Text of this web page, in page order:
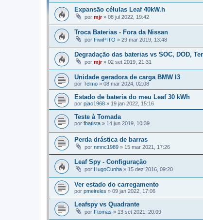
Expansão células Leaf 40kW.h
por mjr» 08 jul 2022, 19:42
Troca Baterias - Fora da Nissan
por FiwiPITO » 29 mar 2019, 13:48
Degradação das baterias vs SOC, DOD,
por mjr» 02 set 2019, 21:31
Unidade geradora de carga BMW I3
por Telmo » 08 mar 2024, 02:08
Estado de bateria do meu Leaf 30 kWh
por pjac1968 » 19 jan 2022, 15:16
Teste à Tomada
por fbatista » 14 jun 2019, 10:39
Perda drástica de barras
por nmnc1989 » 15 mar 2021, 17:26
Leaf Spy - Configuração
por HugoCunha » 15 dez 2016, 09:20
Ver estado do carregamento
por pmeireles » 09 jan 2022, 17:06
Leafspy vs Quadrante
por Ftomas » 13 set 2021, 20:09